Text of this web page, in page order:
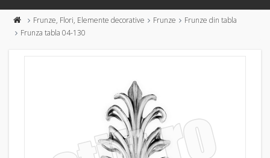
Frunze, Flori, Elemente decorative Frunze
Frunze din tabla
Frunza tabla 04-130